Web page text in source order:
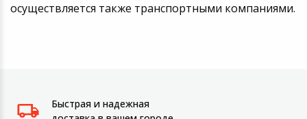
осуществляется также транспортными компаниями.
Быстрая и надежная